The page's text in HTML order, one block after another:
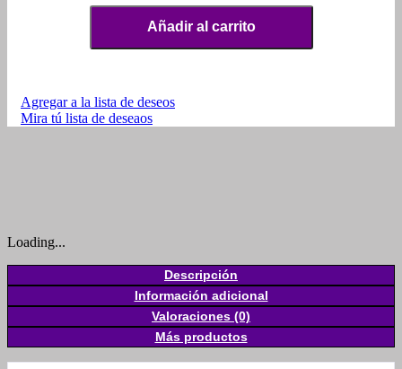
Añadir al carrito
Agregar a la lista de deseos
Mira tú lista de deseaos
Loading...
Descripción
Información adicional
Valoraciones (0)
Más productos